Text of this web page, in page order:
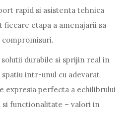
rapid si asistenta tehnica
fiecare etapa a amenajarii sa
durabile si sprijin real in
intr-unul cu adevarat
expresia perfecta a echilibrului
functionalitate – valori in